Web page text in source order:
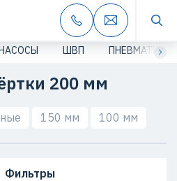
ШВП ПНЕВМАТИКА
200 мм
150 мм 100 мм
Фильтры